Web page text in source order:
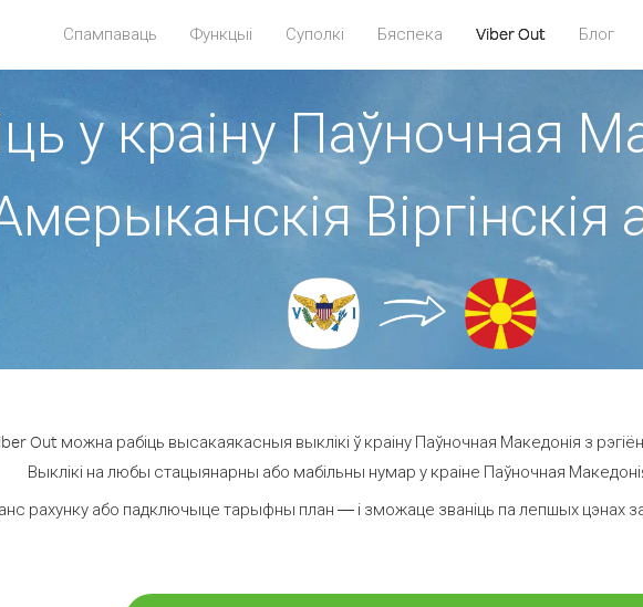
Спампаваць Функцыі Суполкі Бяспека Viber Out Блог
у краіну Паўночная
Віргінскія
Out можна рабіць высакаякасныя выклікі ў краіну Паўночная Македонія з
Выклікі на любы стацыянарны або мабільны нумар у краіне Паўночная Македонія
рахунку або падключыце тарыфны план — і зможаце званіць па лепшых цэнах за